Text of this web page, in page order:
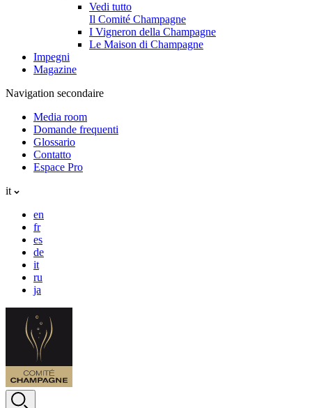
Vedi tutto
Il Comité Champagne
I Vigneron della Champagne
Le Maison di Champagne
Impegni
Magazine
Navigation secondaire
Media room
Domande frequenti
Glossario
Contatto
Espace Pro
it
en
fr
es
de
it
ru
ja